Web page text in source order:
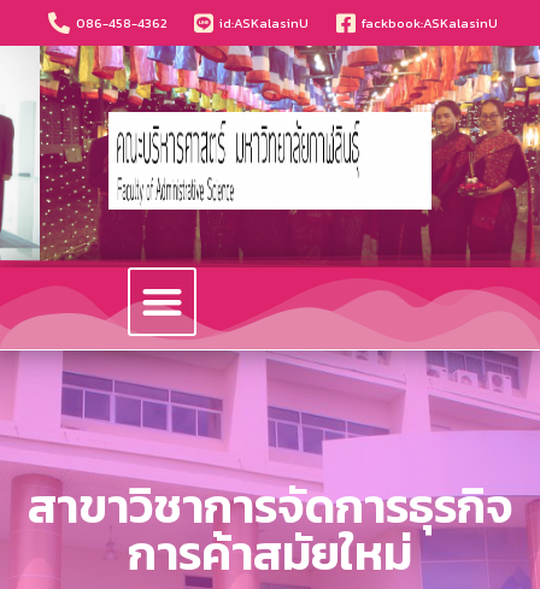
086-458-4362 id:ASKalasinU fackbook:ASKalasinU
สาขาวิชาการจัดการธุรกิจ
การค้าสมัยใหม่